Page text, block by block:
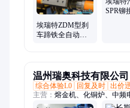
埃瑞特ZDM型刹
车蹄铁全自动铆
SPR铆
温州瑞奥科技有限公司
综合体验L0
回复及时 出价
主营： 熔金机、化铜炉、中频
加热器、感应加热机、锻造